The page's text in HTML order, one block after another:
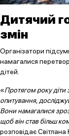
Дитячий
змін
Організатори
намагалися
дітей.
«Протягом року діти
опитування,
Вони намагалися
щоб він став більш
розповідає